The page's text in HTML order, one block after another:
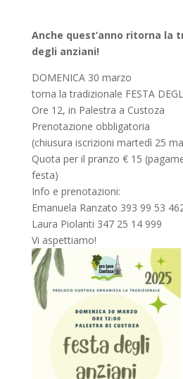
Anche quest’anno ritorna la
degli anziani!
DOMENICA 30 marzo
torna la tradizionale FESTA
Ore 12, in Palestra a Custoza
Prenotazione obbligatoria
(chiusura iscrizioni martedì 25
Quota per il pranzo € 15
festa)
Info e prenotazioni:
Emanuela Ranzato 393 99 53
Laura Piolanti 347 25 14 999
Vi aspettiamo!